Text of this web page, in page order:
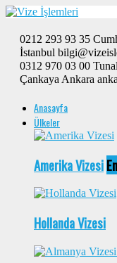
0212 293 93 35
İstanbul
0312 970 03 00
Çankaya Ankara
Anasayfa
Ülkeler
Amerika Vizesi
Hollanda Vizesi